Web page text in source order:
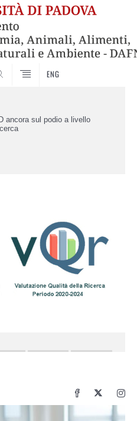
ENG
ancora sul podio a livello